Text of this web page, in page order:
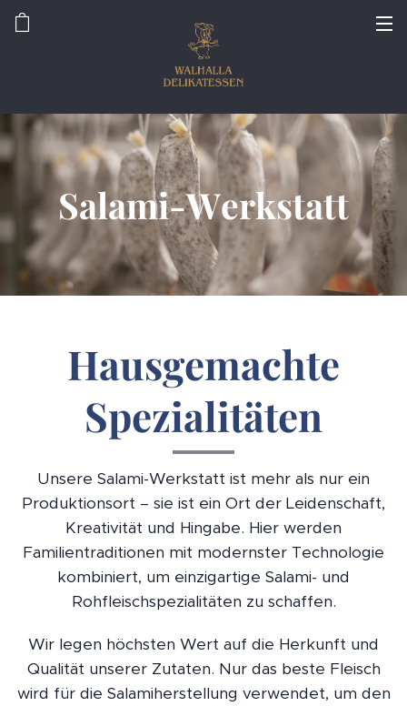
Salami-Werkstatt
Hausgemachte
Spezialitäten
Unsere Salami-Werkstatt ist mehr als nur ein
Produktionsort – sie ist ein Ort der Leidenschaft,
Kreativität und Hingabe. Hier werden
Familientraditionen mit modernster Technologie
kombiniert, um einzigartige Salami- und
Rohfleischspezialitäten zu schaffen.
Wir legen höchsten Wert auf die Herkunft und
Qualität unserer Zutaten. Nur das beste Fleisch
wird für die Salamiherstellung verwendet, um den